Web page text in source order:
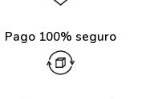
Pago 100% seguro